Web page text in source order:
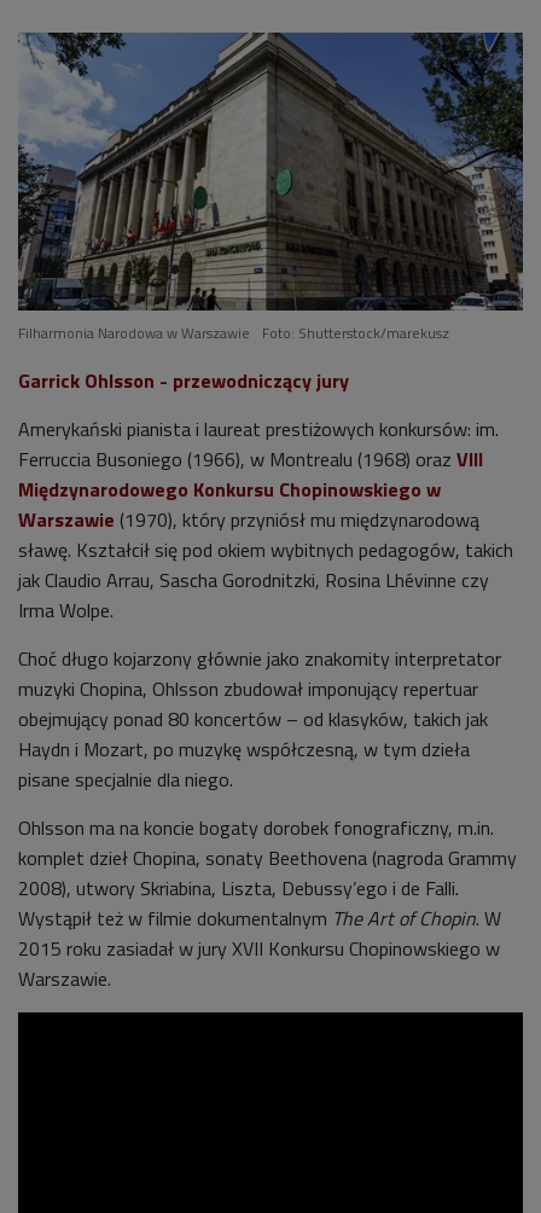
Filharmonia Narodowa w Warszawie Foto: Shutterstock/marekusz
Garrick Ohlsson - przewodniczący jury
Amerykański pianista i laureat prestiżowych konkursów: im.
Ferruccia Busoniego (1966), w Montrealu (1968) oraz VIII
Międzynarodowego Konkursu Chopinowskiego w
Warszawie (1970), który przyniósł mu międzynarodową
sławę. Kształcił się pod okiem wybitnych pedagogów, takich
jak Claudio Arrau, Sascha Gorodnitzki, Rosina Lhévinne czy
Irma Wolpe.
Choć długo kojarzony głównie jako znakomity interpretator
muzyki Chopina, Ohlsson zbudował imponujący repertuar
obejmujący ponad 80 koncertów – od klasyków, takich jak
Haydn i Mozart, po muzykę współczesną, w tym dzieła
pisane specjalnie dla niego.
Ohlsson ma na koncie bogaty dorobek fonograficzny, m.in.
komplet dzieł Chopina, sonaty Beethovena (nagroda Grammy
2008), utwory Skriabina, Liszta, Debussy’ego i de Falli.
Wystąpił też w filmie dokumentalnym The Art of Chopin. W
2015 roku zasiadał w jury XVII Konkursu Chopinowskiego w
Warszawie.